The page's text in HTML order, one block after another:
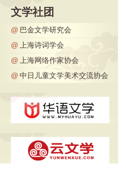
文学社团
@ 巴金文学研究会
@
上海诗词学会
@
上海网络作家协会
@ 中日儿童文学美术交流协会